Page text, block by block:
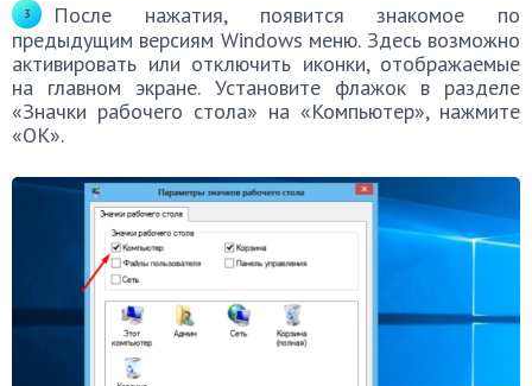
После нажатия, появится знакомое по
предыдущим версиям Windows меню. Здесь возможно
активировать или отключить иконки, отображаемые
на главном экране. Установите флажок в разделе
«Значки рабочего стола» на «Компьютер», нажмите
«ОК».